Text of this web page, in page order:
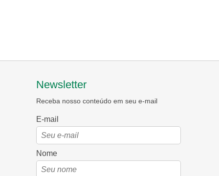
Newsletter
Receba nosso conteúdo em seu e-mail
E-mail
Nome